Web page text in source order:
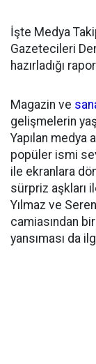
İşte Medya
Gazetecileri
hazırladığı
Magazin ve
gelişmelerin
Yapılan medya
popüler ismi
ile ekranlara
sürpriz aşkları
Yılmaz ve
camiasından
yansıması da